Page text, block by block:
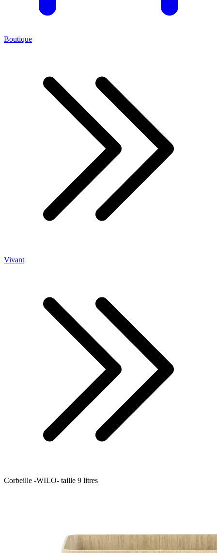
Boutique
Vivant
Corbeille -WILO- taille 9 litres